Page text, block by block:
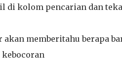
di kolom pencarian dan
memberitahu berapa